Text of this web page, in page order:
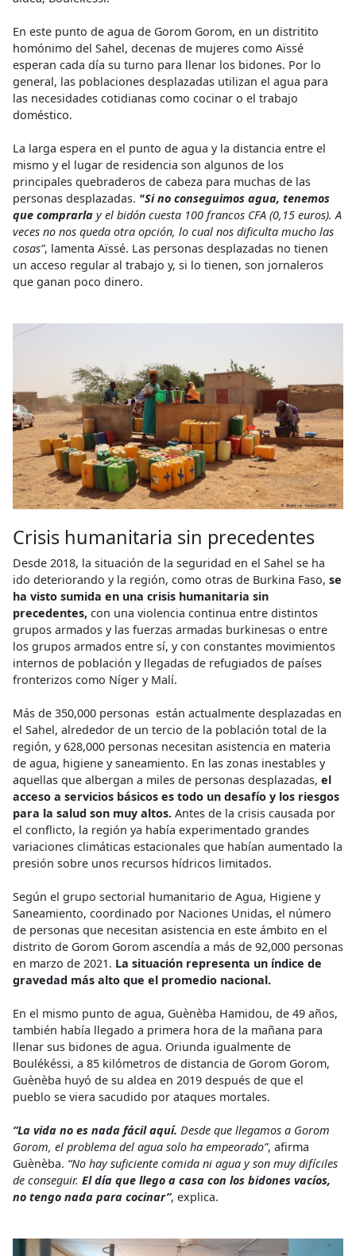
En este punto de agua de Gorom Gorom, en un distritito
homónimo del Sahel, decenas de mujeres como Aïssé
esperan cada día su turno para llenar los bidones. Por lo
general, las poblaciones desplazadas utilizan el agua para
las necesidades cotidianas como cocinar o el trabajo
doméstico.
La larga espera en el punto de agua y la distancia entre el
mismo y el lugar de residencia son algunos de los
principales quebraderos de cabeza para muchas de las
personas desplazadas. "Si no conseguimos agua, tenemos
que comprarla y el bidón cuesta 100 francos CFA (0,15 euros). A
veces no nos queda otra opción, lo cual nos dificulta mucho las
cosas”, lamenta Aïssé. Las personas desplazadas no tienen
un acceso regular al trabajo y, si lo tienen, son jornaleros
que ganan poco dinero.
Crisis humanitaria sin precedentes
Desde 2018, la situación de la seguridad en el Sahel se ha
ido deteriorando y la región, como otras de Burkina Faso, se
ha visto sumida en una crisis humanitaria sin
precedentes, con una violencia continua entre distintos
grupos armados y las fuerzas armadas burkinesas o entre
los grupos armados entre sí, y con constantes movimientos
internos de población y llegadas de refugiados de países
fronterizos como Níger y Malí.
Más de 350,000 personas están actualmente desplazadas en
el Sahel, alrededor de un tercio de la población total de la
región, y 628,000 personas necesitan asistencia en materia
de agua, higiene y saneamiento. En las zonas inestables y
aquellas que albergan a miles de personas desplazadas, el
acceso a servicios básicos es todo un desafío y los riesgos
para la salud son muy altos. Antes de la crisis causada por
el conflicto, la región ya había experimentado grandes
variaciones climáticas estacionales que habían aumentado la
presión sobre unos recursos hídricos limitados.
Según el grupo sectorial humanitario de Agua, Higiene y
Saneamiento, coordinado por Naciones Unidas, el número
de personas que necesitan asistencia en este ámbito en el
distrito de Gorom Gorom ascendía a más de 92,000 personas
en marzo de 2021. La situación representa un índice de
gravedad más alto que el promedio nacional.
En el mismo punto de agua, Guènèba Hamidou, de 49 años,
también había llegado a primera hora de la mañana para
llenar sus bidones de agua. Oriunda igualmente de
Boulékéssi, a 85 kilómetros de distancia de Gorom Gorom,
Guènèba huyó de su aldea en 2019 después de que el
pueblo se viera sacudido por ataques mortales.
“La vida no es nada fácil aquí. Desde que llegamos a Gorom
Gorom, el problema del agua solo ha empeorado”, afirma
Guènèba. “No hay suficiente comida ni agua y son muy difíciles
de conseguir. El día que llego a casa con los bidones vacíos,
no tengo nada para cocinar”, explica.